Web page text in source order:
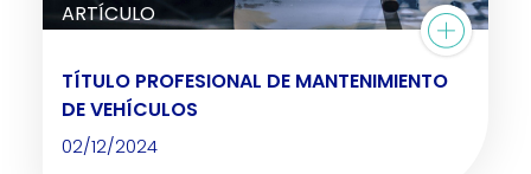
ARTÍCULO
TÍTULO PROFESIONAL DE MANTENIMIENTO
DE VEHÍCULOS
02/12/2024